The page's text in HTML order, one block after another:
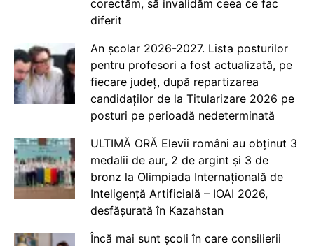
corectăm, să invalidăm ceea ce fac
diferit
An școlar 2026-2027. Lista posturilor
pentru profesori a fost actualizată, pe
fiecare județ, după repartizarea
candidaților de la Titularizare 2026 pe
posturi pe perioadă nedeterminată
ULTIMĂ ORĂ Elevii români au obținut 3
medalii de aur, 2 de argint și 3 de
bronz la Olimpiada Internațională de
Inteligență Artificială – IOAI 2026,
desfășurată în Kazahstan
Încă mai sunt școli în care consilierii